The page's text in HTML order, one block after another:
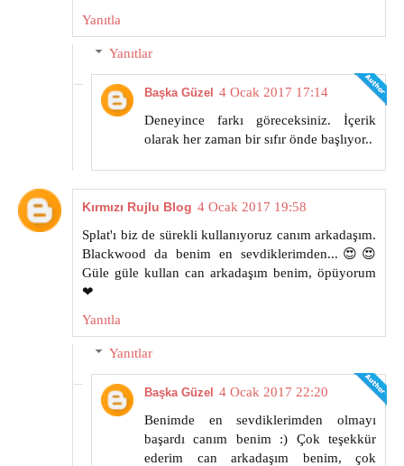
Yanıtla
Yanıtlar
Başka Güzel
4 Ocak 2017 17:14
Deneyince farkı göreceksiniz. İçerik
olarak her zaman bir sıfır önde başlıyor..
Kırmızı Rujlu Blog 4 Ocak 2017 19:58
Splat'ı biz de sürekli kullanıyoruz canım arkadaşım.
Blackwood da benim en sevdiklerimden...😍😍
Güle güle kullan can arkadaşım benim, öpüyorum
❤
Yanıtla
Yanıtlar
Başka Güzel
4 Ocak 2017 22:20
Benimde en sevdiklerimden olmayı
başardı canım benim :) Çok teşekkür
ederim can arkadaşım benim, çok